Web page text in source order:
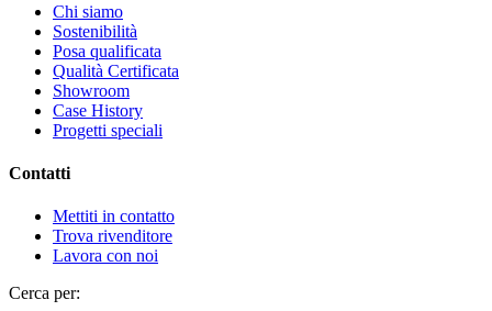
Chi siamo
Sostenibilità
Posa qualificata
Qualità Certificata
Showroom
Case History
Progetti speciali
Contatti
Mettiti in contatto
Trova rivenditore
Lavora con noi
Cerca per: